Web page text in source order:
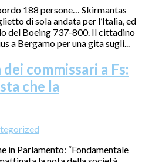
188 persone… Skirmantas
di sola andata per l’Italia, ed
del Boeing 737-800. Il cittadino
a Bergamo per una gita sugli...
commissari a Fs:
che la
in Parlamento: “Fondamentale